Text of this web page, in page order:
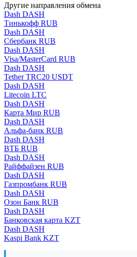
Другие направления обмена
Dash DASH
Тинькофф RUB
Dash DASH
Сбербанк RUB
Dash DASH
Visa/MasterCard RUB
Dash DASH
Tether TRC20 USDT
Dash DASH
Litecoin LTC
Dash DASH
Карта Мир RUB
Dash DASH
Альфа-банк RUB
Dash DASH
ВТБ RUB
Dash DASH
Райффайзен RUB
Dash DASH
Газпромбанк RUB
Dash DASH
Озон Банк RUB
Dash DASH
Банковская карта KZT
Dash DASH
Kaspi Bank KZT